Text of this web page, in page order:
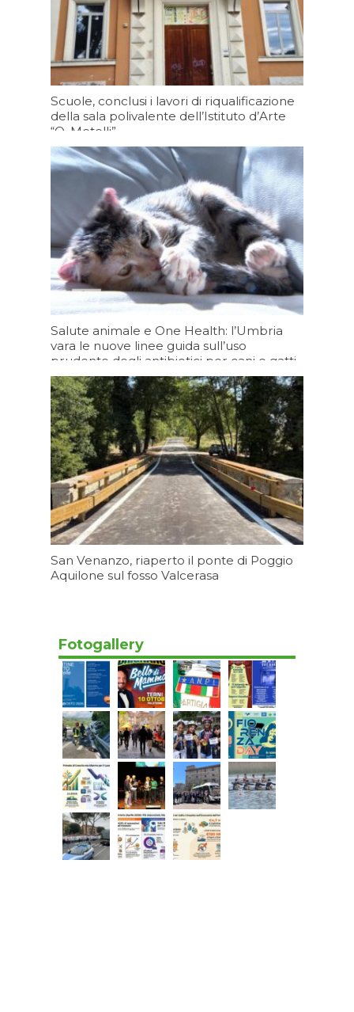
Scuole, conclusi i lavori di riqualificazione
della sala polivalente dell’Istituto d’Arte
“O. Metelli”
Oggi 19:30
Salute animale e One Health: l’Umbria
vara le nuove linee guida sull’uso
prudente degli antibiotici per cani e gatti
Oggi 19:20
San Venanzo, riaperto il ponte di Poggio
Aquilone sul fosso Valcerasa
Fotogallery